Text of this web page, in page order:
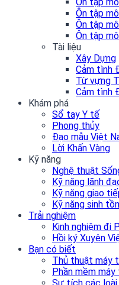
Ôn tập
Ôn tập
Ôn tập
Tài liệu
Xây Dựng
Cảm tình
Từ vựng
Cảm tình
Khám phá
Sổ tay Y tế
Phong thủy
Đạo mẫu Việt
Lời Khấn Vàng
Kỹ năng
Nghệ thuật
Kỹ năng lãnh
Kỹ năng giao
Kỹ năng sinh tồn
Trải nghiệm
Kinh nghiệm đi
Hồi ký Xuyên
Bạn có biết
Thủ thuật máy
Phần mềm máy
Sự tích các loài